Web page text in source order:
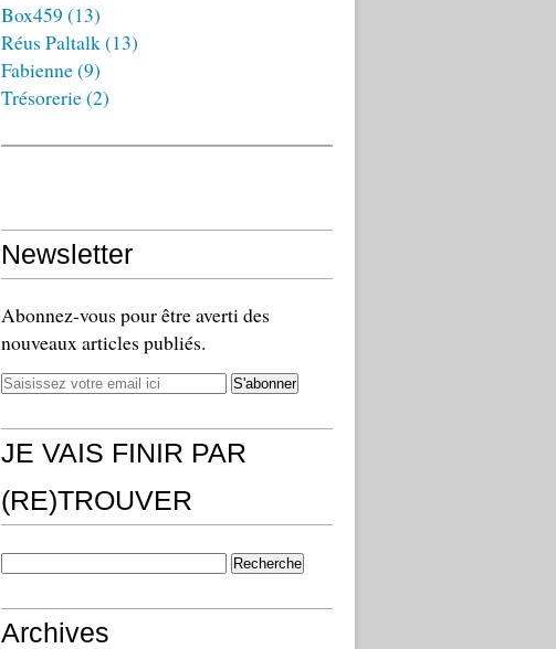
Box459 (13)
Réus Paltalk(13)
Fabienne(9)
Trésorerie(2)
Newsletter
Abonnez-vous pour être averti des
nouveaux articles publiés.
JE VAIS FINIR PAR
(RE)TROUVER
Archives